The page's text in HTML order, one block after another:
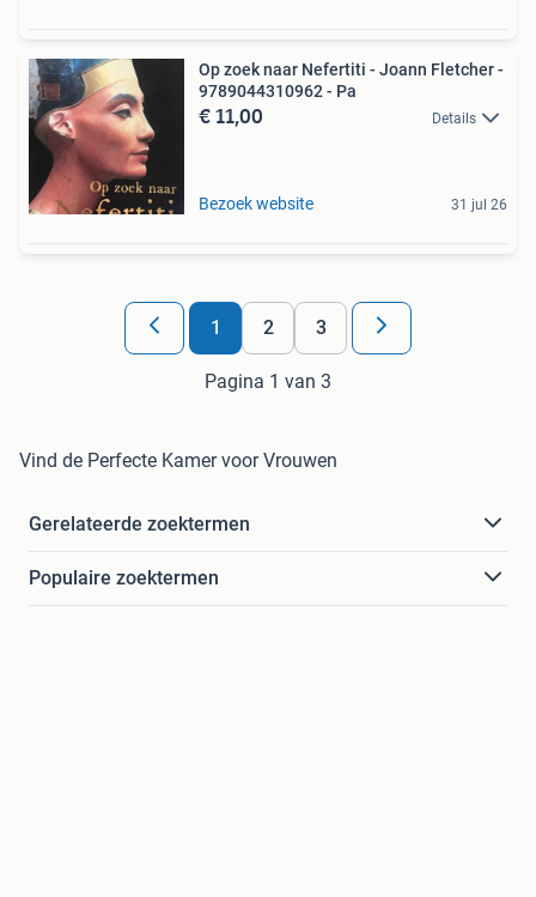
Op zoek naar Nefertiti - Joann Fletcher -
9789044310962 - Pa
€ 11,00 Details
Bezoek website 31 jul 26
1 2 3
Pagina 1 van 3
Vind de Perfecte Kamer voor Vrouwen
Gerelateerde zoektermen
Populaire zoektermen